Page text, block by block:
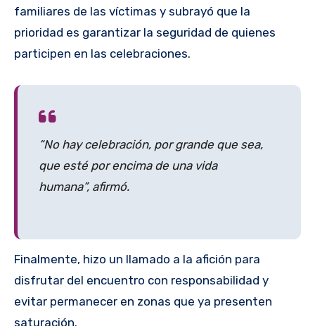
familiares de las víctimas y subrayó que la
prioridad es garantizar la seguridad de quienes
participen en las celebraciones.
“No hay celebración, por grande que sea,
que esté por encima de una vida
humana”, afirmó.
Finalmente, hizo un llamado a la afición para
disfrutar del encuentro con responsabilidad y
evitar permanecer en zonas que ya presenten
saturación.